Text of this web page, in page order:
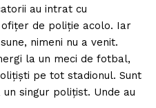
au intrat cu
de poliție acolo. Iar
nimeni nu a venit.
la un meci de fotbal,
pe tot stadionul. Sunt
singur polițist. Unde au